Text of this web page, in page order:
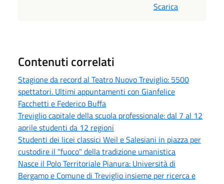
Scarica
Contenuti correlati
Stagione da record al Teatro Nuovo Treviglio: 5500
spettatori. Ultimi appuntamenti con Gianfelice
Facchetti e Federico Buffa
Treviglio capitale della scuola professionale: dal 7 al 12
aprile studenti da 12 regioni
Studenti dei licei classici Weil e Salesiani in piazza per
custodire il "fuoco" della tradizione umanistica
Nasce il Polo Territoriale Pianura: Università di
Bergamo e Comune di Treviglio insieme per ricerca e